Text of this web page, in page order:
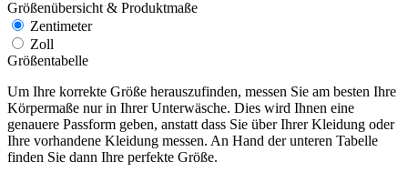
Größenübersicht & Produktmaße
Zentimeter
Zoll
Größentabelle
Um Ihre korrekte Größe herauszufinden, messen Sie am besten Ihre
Körpermaße nur in Ihrer Unterwäsche. Dies wird Ihnen eine
genauere Passform geben, anstatt dass Sie über Ihrer Kleidung oder
Ihre vorhandene Kleidung messen. An Hand der unteren Tabelle
finden Sie dann Ihre perfekte Größe.